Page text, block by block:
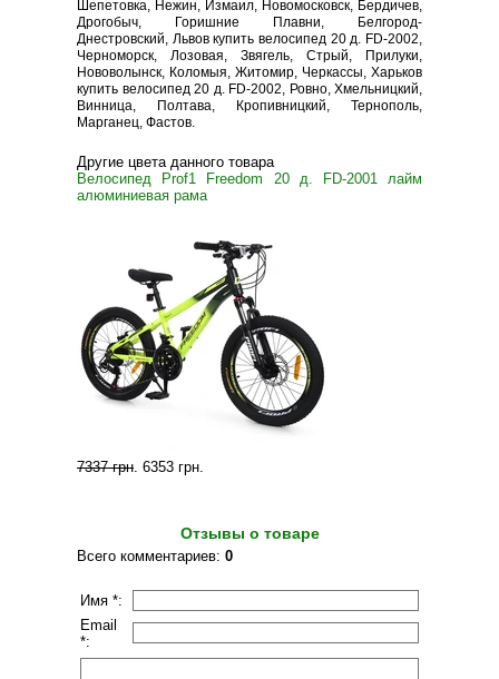
Шепетовка, Нежин, Измаил, Новомосковск, Бердичев,
Дрогобыч, Горишние Плавни, Белгород-
Днестровский, Львов купить велосипед 20 д. FD-2002,
Черноморск, Лозовая, Звягель, Стрый, Прилуки,
Нововолынск, Коломыя, Житомир, Черкассы, Харьков
купить велосипед 20 д. FD-2002, Ровно, Хмельницкий,
Винница, Полтава, Кропивницкий, Тернополь,
Марганец, Фастов.
Другие цвета данного товара
Велосипед Prof1 Freedom 20 д. FD-2001 лайм
алюминиевая рама
7337 грн. 6353 грн.
Отзывы о товаре
Всего комментариев: 0
Имя *:
Email
*: